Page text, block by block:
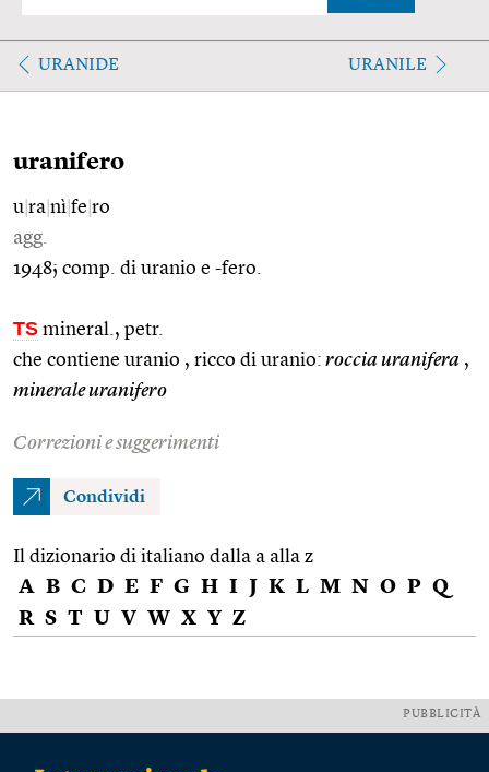
URANIDE URANILE
uranifero
u ra nì fe ro
agg.
1948; comp. di uranio e -fero.
TS mineral., petr.
che contiene uranio , ricco di uranio: roccia uranifera ,
minerale uranifero
Correzioni e suggerimenti
Condividi
Il dizionario di italiano dalla a alla z
A B C D E F G H I J K L M N O P Q
R S T U V W X Y Z
PUBBLICITÀ